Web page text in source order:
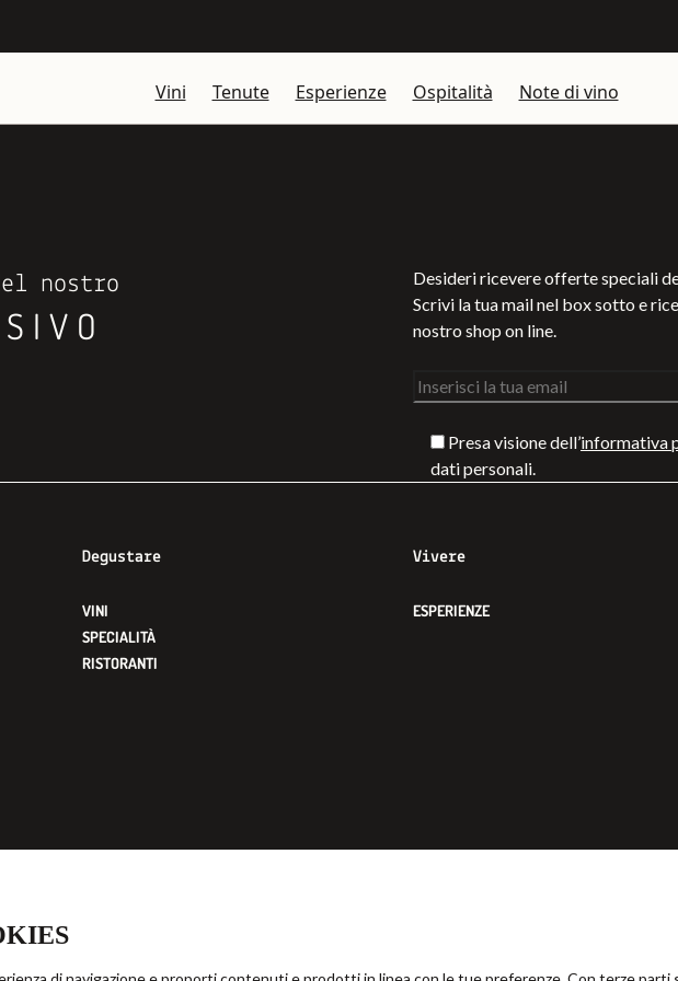
Vini Tenute Esperienze Ospitalità Note di vino
nostro
Desideri ricevere offerte speciali
Scrivi la tua mail nel box sotto e
nostro shop on line.
Presa visione dell’informativa
dati personali.
Degustare
VINI
SPECIALITÀ
RISTORANTI
Vivere
ESPERIENZE
Whistleblowing